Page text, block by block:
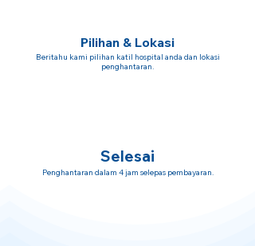
Pilihan & Lokasi
Beritahu kami pilihan katil hospital anda dan lokasi
penghantaran.
Selesai
Penghantaran dalam 4 jam selepas pembayaran.